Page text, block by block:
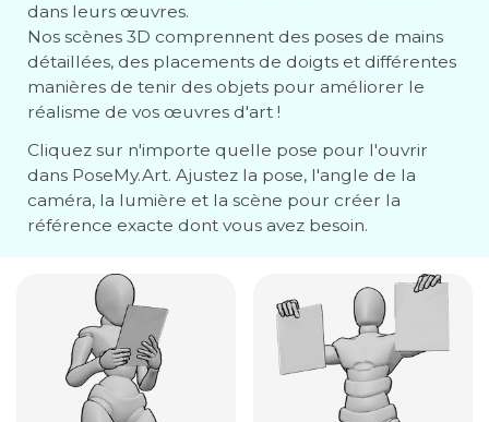
dans leurs œuvres.
Nos scènes 3D comprennent des poses de mains
détaillées, des placements de doigts et différentes
manières de tenir des objets pour améliorer le
réalisme de vos œuvres d'art !
Cliquez sur n'importe quelle pose pour l'ouvrir
dans PoseMy.Art. Ajustez la pose, l'angle de la
caméra, la lumière et la scène pour créer la
référence exacte dont vous avez besoin.